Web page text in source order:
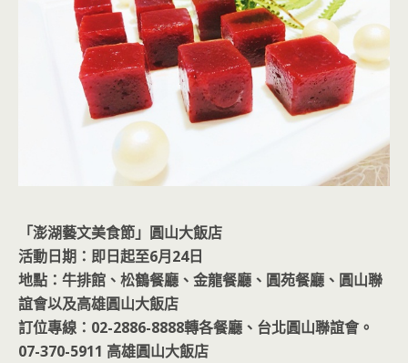
「澎湖藝文美食節」圓山大飯店
活動日期：即日起至6月24日
地點：牛排館、松鶴餐廳、金龍餐廳、圓苑餐廳、圓山聯
誼會以及高雄圓山大飯店
訂位專線：02-2886-8888轉各餐廳、台北圓山聯誼會。
07-370-5911 高雄圓山大飯店